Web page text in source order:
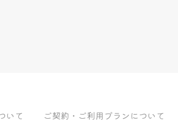
いて ご契約・ご利用プランについて